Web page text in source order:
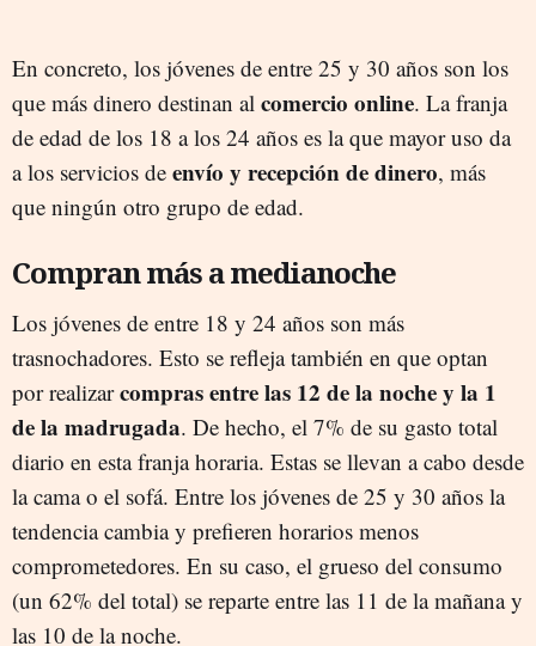
En concreto, los jóvenes de entre 25 y 30 años son los
que más dinero destinan al comercio online. La franja
de edad de los 18 a los 24 años es la que mayor uso da
a los servicios de envío y recepción de dinero, más
que ningún otro grupo de edad.
Compran más a medianoche
Los jóvenes de entre 18 y 24 años son más
trasnochadores. Esto se refleja también en que optan
por realizarcompras entre las 12 de la noche y la 1
de la madrugada. De hecho, el 7% de su gasto total
diario en esta franja horaria. Estas se llevan a cabo desde
la cama o el sofá. Entre los jóvenes de 25 y 30 años la
tendencia cambia y prefieren horarios menos
comprometedores. En su caso, el grueso del consumo
(un 62% del total) se reparte entre las 11 de la mañana y
las 10 de la noche.